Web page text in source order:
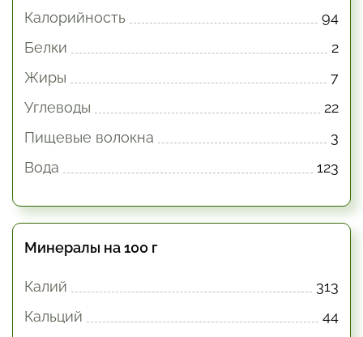
Калорийность
94
Белки
2
Жиры
7
Углеводы
22
Пищевые волокна
3
Вода
123
Минералы на 100 г
Калий
313
Кальций
44